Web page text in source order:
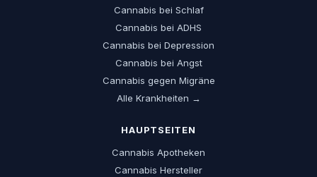
Cannabis bei Schlaf
Cannabis bei ADHS
Cannabis bei Depression
Cannabis bei Angst
Cannabis gegen Migräne
Alle Krankheiten →
HAUPTSEITEN
Cannabis Apotheken
Cannabis Hersteller